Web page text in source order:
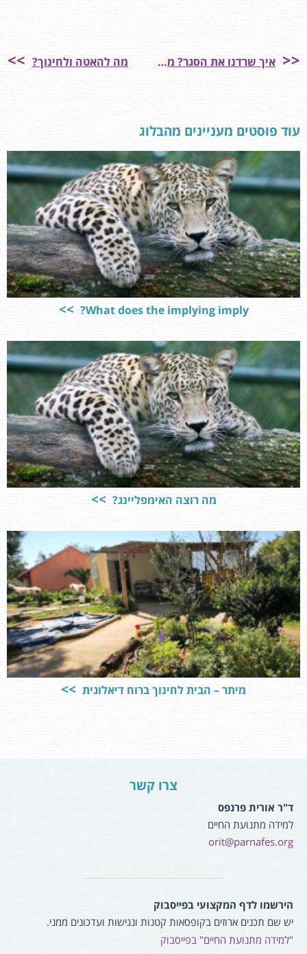
איך שרדנו את הסגר? מקצבים של חופש כפוי מה להאטה ולחינוך?
עוד פוסטים מעניינים מהבלוג
What does the implying imply?
מה רוצה האימפליינג?
מיתר – הבית לחינוך ברוח דיאלוגית
צרו קשר
ד"ר אורית פרנפס
למידה מתנועת החיים
orit@parnafes.org
הירשמו לדף המקצועי בפייסבוק
יש שם תכנים ארוזים בקופסאות קטנות ונגישות ועדכונים ממני.
"למידה מתנועת החיים" בפייסבוק